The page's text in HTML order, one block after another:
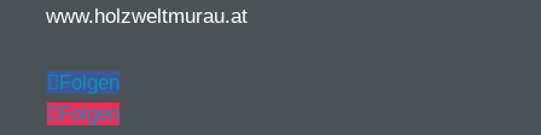
www.holzweltmurau.at
Folgen
Folgen